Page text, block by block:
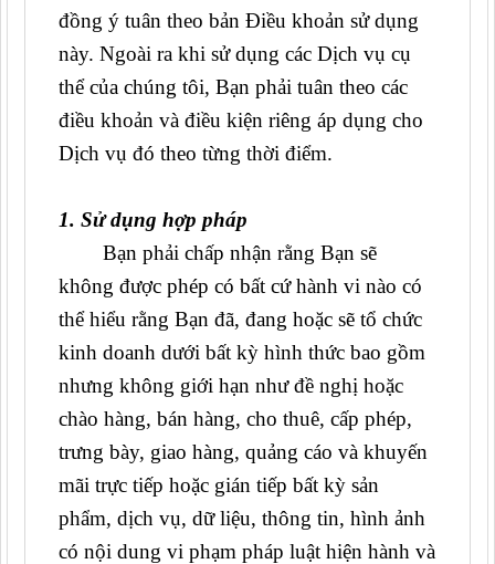
đồng ý tuân theo bản Điều khoản sử dụng
này. Ngoài ra khi sử dụng các Dịch vụ cụ
thể của chúng tôi, Bạn phải tuân theo các
điều khoản và điều kiện riêng áp dụng cho
Dịch vụ đó theo từng thời điểm.
1. Sử dụng hợp pháp
Bạn phải chấp nhận rằng Bạn sẽ
không được phép có bất cứ hành vi nào có
thể hiểu rằng Bạn đã, đang hoặc sẽ tổ chức
kinh doanh dưới bất kỳ hình thức bao gồm
nhưng không giới hạn như đề nghị hoặc
chào hàng, bán hàng, cho thuê, cấp phép,
trưng bày, giao hàng, quảng cáo và khuyến
mãi trực tiếp hoặc gián tiếp bất kỳ sản
phẩm, dịch vụ, dữ liệu, thông tin, hình ảnh
có nội dung vi phạm pháp luật hiện hành và